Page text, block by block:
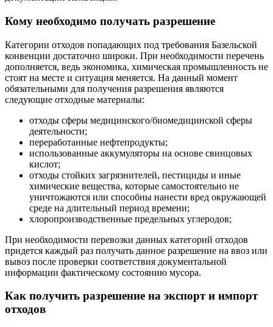
Кому необходимо получать разрешение
Категории отходов попадающих под требования Базельской
конвенции достаточно широки. При необходимости перечень
дополняется, ведь экономика, химическая промышленность не
стоят на месте и ситуация меняется. На данный момент
обязательными для получения разрешения являются
следующие отходные материалы:
отходы сферы медицинского/биомедицинской сферы
деятельности;
переработанные нефтепродукты;
использованные аккумуляторы на основе свинцовых
кислот;
отходы стойких загрязнителей, пестициды и иные
химические вещества, которые самостоятельно не
уничтожаются или способны нанести вред окружающей
среде на длительный период времени;
хлоропроизводственные предельных углеродов;
При необходимости перевозки данных категорий отходов
придется каждый раз получать данное разрешение на ввоз или
вывоз после проверки соответствия документальной
информации фактическому состоянию мусора.
Как получить разрешение на экспорт и импорт
отходов